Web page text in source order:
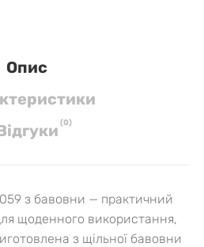
Опис
(0)
з бавовни — практичний
щоденного використання,
з щільної бавовни